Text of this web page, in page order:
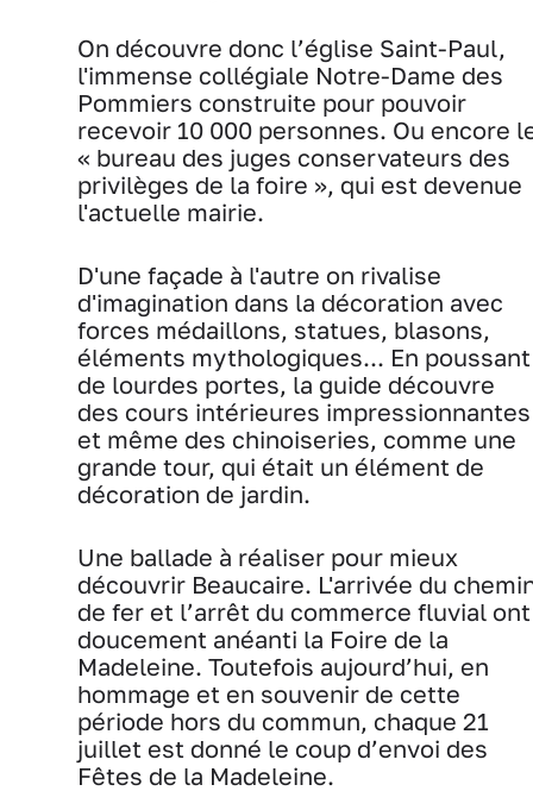
On découvre donc l’église Saint-Paul,
l'immense collégiale Notre-Dame des
Pommiers construite pour pouvoir
recevoir 10 000 personnes. Ou encore
« bureau des juges conservateurs des
privilèges de la foire », qui est devenue
l'actuelle mairie.
D'une façade à l'autre on rivalise
d'imagination dans la décoration avec
forces médaillons, statues, blasons,
éléments mythologiques... En poussant
de lourdes portes, la guide découvre
des cours intérieures impressionnantes
et même des chinoiseries, comme une
grande tour, qui était un élément de
décoration de jardin.
Une ballade à réaliser pour mieux
découvrir Beaucaire. L'arrivée du
de fer et l’arrêt du commerce fluvial ont
doucement anéanti la Foire de la
Madeleine. Toutefois aujourd’hui, en
hommage et en souvenir de cette
période hors du commun, chaque 21
juillet est donné le coup d’envoi des
Fêtes de la Madeleine.